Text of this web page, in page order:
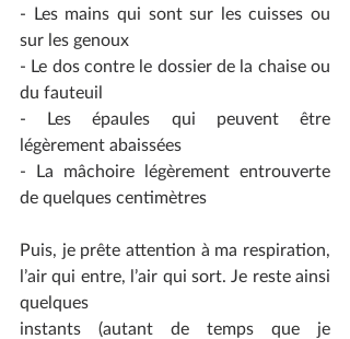
- Les mains qui sont sur les cuisses ou
sur les genoux
- Le dos contre le dossier de la chaise ou
du fauteuil
- Les épaules qui peuvent être
légèrement abaissées
- La mâchoire légèrement entrouverte
de quelques centimètres
Puis, je prête attention à ma respiration,
l’air qui entre, l’air qui sort. Je reste ainsi
quelques
instants (autant de temps que je